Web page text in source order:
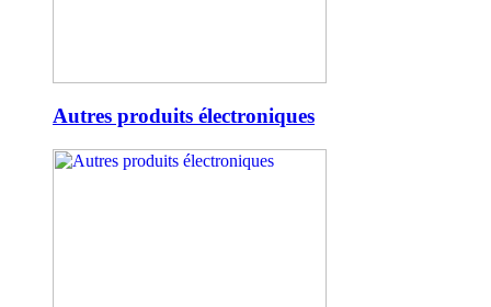
Autres produits électroniques